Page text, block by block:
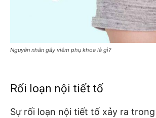
Nguyên nhân gây viêm phụ khoa là gì?
Rối loạn nội tiết tố
Sự rối loạn nội tiết tố xảy ra